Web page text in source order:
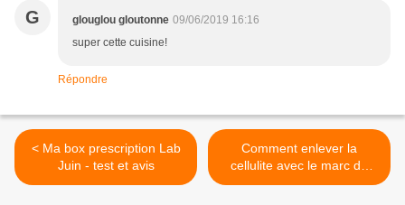
G glouglou gloutonne 09/06/2019 16:16
super cette cuisine!
Répondre
< Ma box prescription Lab
Juin - test et avis
Comment enlever la
cellulite avec le marc de
café - recette de grand